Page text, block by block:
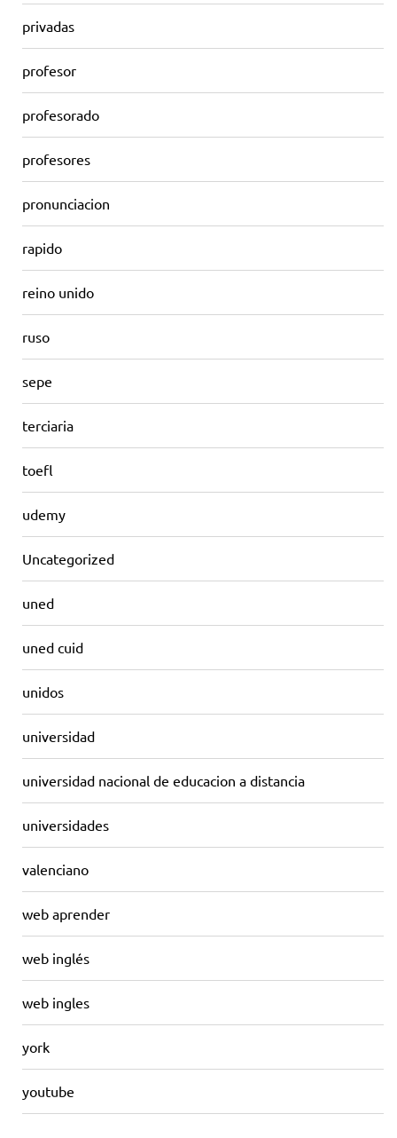
privadas
profesor
profesorado
profesores
pronunciacion
rapido
reino unido
ruso
sepe
terciaria
toefl
udemy
Uncategorized
uned
uned cuid
unidos
universidad
universidad nacional de educacion a distancia
universidades
valenciano
web aprender
web inglés
web ingles
york
youtube